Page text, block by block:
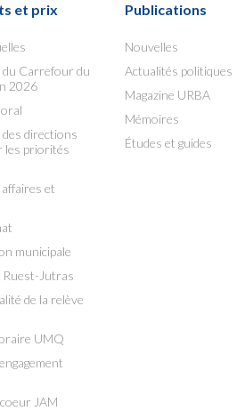
et prix
du Carrefour du
2026
des directions
les priorités
affaires et
municipale
Ruest-Jutras
de la relève
UMQ
JAM
Publications
Nouvelles
Actualités politiques
Magazine URBA
Mémoires
Études et guides